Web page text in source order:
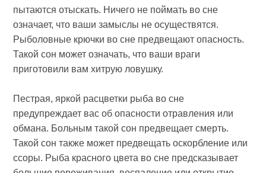
пытаются отыскать. Ничего не поймать во сне
означает, что ваши замыслы не осуществятся.
Рыболовные крючки во сне предвещают опасность.
Такой сон может означать, что ваши враги
приготовили вам хитрую ловушку.
Пестрая, яркой расцветки рыба во сне
предупреждает вас об опасности отравления или
обмана. Больным такой сон предвещает смерть.
Такой сон также может предвещать оскорбление или
ссоры. Рыба красного цвета во сне предсказывает